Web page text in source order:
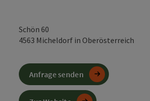
Schön 60
4563 Micheldorf in Oberösterreich
Anfrage senden